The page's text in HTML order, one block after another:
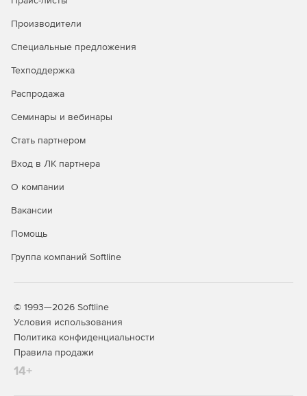
пиксели еще быстрее.
Бикубическая повторная выборка. При увеличении
обеспечивается наилучшее качество каждого
пикселя за счет выбора оптимальных алгоритмов
оптимизировано выполнение различных задач.
Пользователи могут находить отсутствующие шрифты
их или связывать повторно. Операция привязки
3D-объекты, без вычисления и ввода значений.
видео предоставляет инновационный способ
Основные отличия лицензии Enterprise от обычной
подписки:
Производители
Специальные предложения
Техподдержка
Распродажа
Семинары и вебинары
Стать партнером
Вход в ЛК партнера
О компании
Вакансии
Помощь
Группа компаний Softline
© 1993—2026 Softline
Условия использования
Политика конфиденциальности
Правила продажи
14+